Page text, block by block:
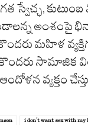
స్వేచ్ఛ, కుటుంబ
అంశంపై
మహిళ
సామాజిక
వ్యక్తం
i don't want sex with my